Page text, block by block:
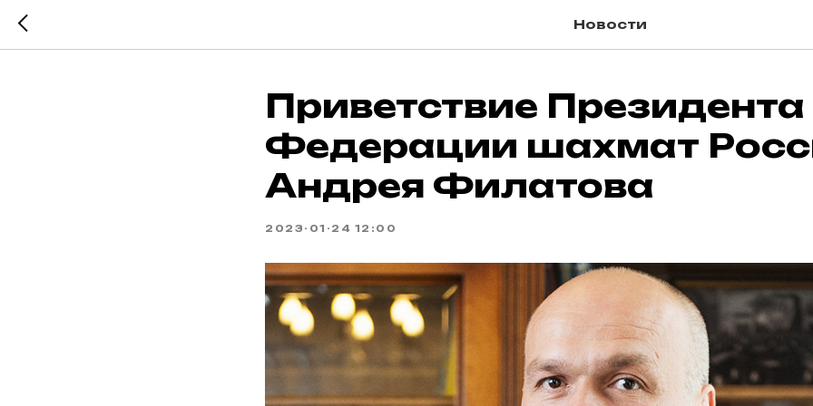
Новости
Приветствие Президента
Федерации шахмат
Андрея Филатова
2023-01-24 12:00